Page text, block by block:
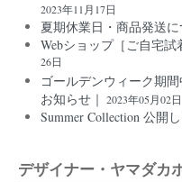
2023年11月17日
夏期休業日・商品発送
Webショップ［ご自宅試
26日
ゴールデンウィーク期
お知らせ｜ 2023年05月02日
Summer Collection 公開
デザイナー・ヤマダカ